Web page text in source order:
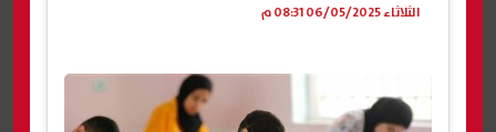
الثلاثاء 06/05/2025 08:31 م